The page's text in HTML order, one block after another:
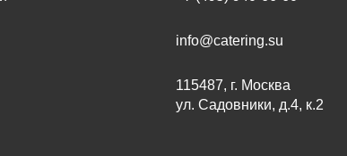
info@catering.su
115487, г. Москва
ул. Садовники, д.4, к.2